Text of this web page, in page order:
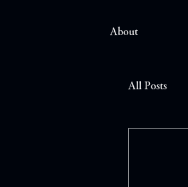
About
All Posts